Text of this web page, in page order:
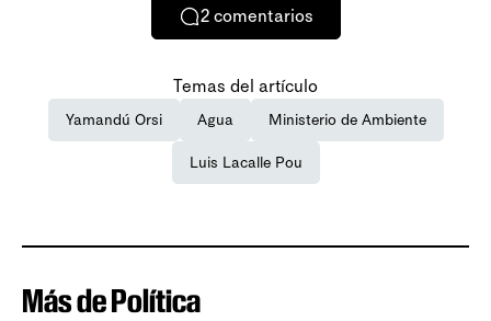
2 comentarios
Temas del artículo
Yamandú Orsi Agua Ministerio de Ambiente
Luis Lacalle Pou
Más de Política